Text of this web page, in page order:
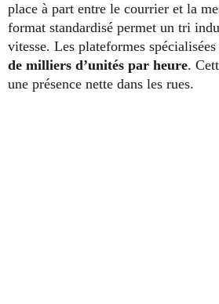
place à part entre le courrier et la
format standardisé permet un tri
vitesse. Les plateformes
de milliers d’unités par heure.
une présence nette dans les rues.